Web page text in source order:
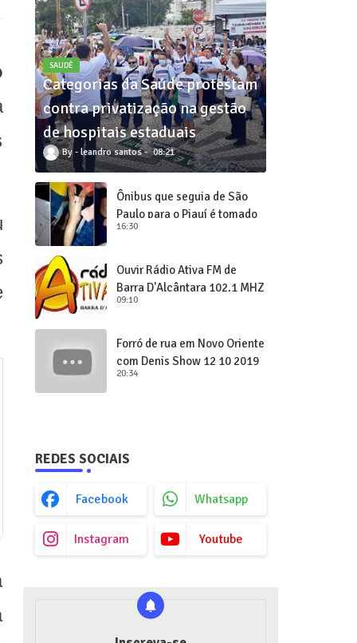
SAUDÊ
Categorias da Saúde protestam
contra privatização na gestão
de hospitais estaduais
leandro santos 08:21
Ônibus que seguia de São
Paulo para o Piauí é tomado
de assalto
16:30
Ouvir Rádio Ativa FM de
Barra D'Alcântara 102,1 MHZ
09:10
Forró de rua em Novo Oriente
com Denis Show 12 10 2019
20:34
REDES SOCIAIS
Facebook Whatsapp
Instagram Youtube